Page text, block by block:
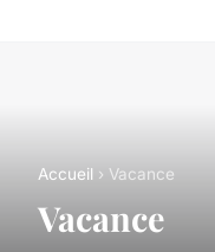
Accueil › Vacance
Vacance